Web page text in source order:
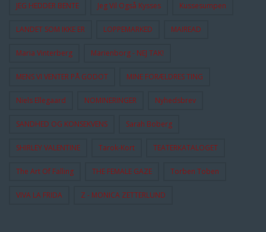
JEG HEDDER BENTE Jeg Vil Også Kysses Kussesumpen
LANDET SOM IKKE ER LOPPEMARKED MAIREAD
Maria Vinterberg Marienborg - NEJ TAK!
MENS VI VENTER PÅ GODOT MINE FORÆLDRES TING
Niels Ellegaard NOMINERINGER Nyhedsbrev
SANDHED OG KONSEKVENS Sarah Boberg
SHIRLEY VALENTINE Tarok-Kort TEATERKATALOGET
The Art Of Falling THE FEMALE GAZE Torben Toben
VIVA LA FRIDA Z - MONICA ZETTERLUND